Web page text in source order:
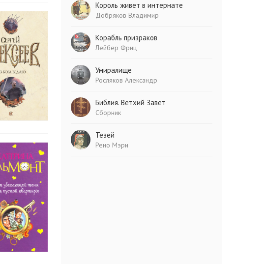
Король живет в интернате
Добряков Владимир
Корабль призраков
Лейбер Фриц
Умиралище
Росляков Александр
Библия. Ветхий Завет
Сборник
Тезей
Рено Мэри